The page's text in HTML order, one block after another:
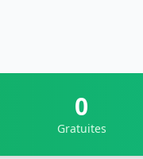
0
Gratuites